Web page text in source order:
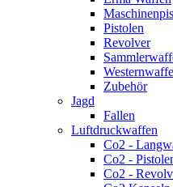
Pistolen
Revolver
Zubehör
Jagd
Fallen
Luftdruckwaffen
Co2 -
Co2 -
Co2 -